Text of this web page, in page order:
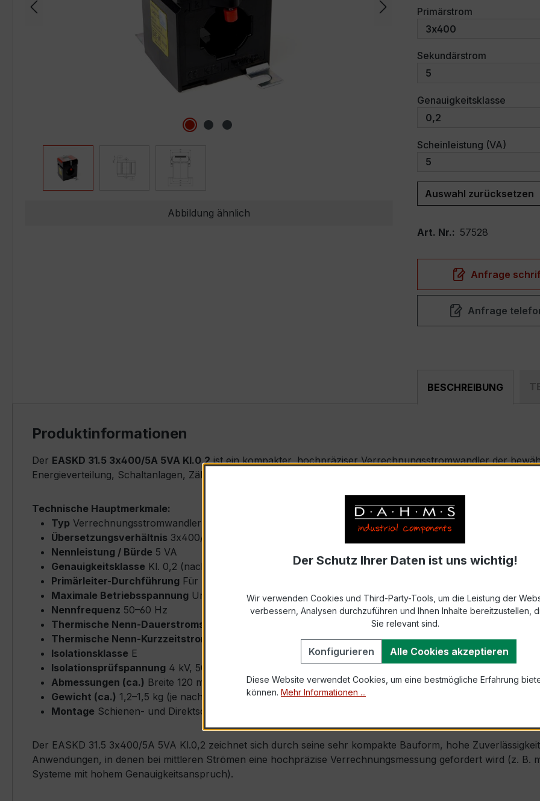
Abbildung ähnlich
Primärstrom
Sekundärstrom
Genauigkeitsklasse
Scheinleistung (VA)
Auswahl zurücksetzen
Art. Nr.: 57528
Anfrage
Anfrage
BESCHREIBUNG
Produktinformationen
Der EASKD 31.5 3x400/5A 5VA Kl.0,2ist ein kompakter, hochpräziser Verrechnungsstromwandler der
Energieverteilung, Schaltanlagen, Zählerfeldern und industriellen Mess- und Überwachungssystemen
Technische Hauptmerkmale:
Typ Verrechnungsstromwandler (Busbar-Type) – EASKD 31.5
Übersetzungsverhältnis 3x400/5 A (Primärnennstrom 400 A pro Phase, Sekundärnennstrom 5 A)
Nennleistung / Bürde 5 VA
Genauigkeitsklasse Kl. 0,2 (nach IEC/EN 61869-2 bzw. DIN EN 61869-2)
Primärleiter-Durchführung Für Busbar bis max. 31 mm Höhe (Flachbau-Ausführung)
Maximale Betriebsspannung Um ≤ 0,72 kV
Nennfrequenz 50–60 Hz
Thermische Nenn-Dauerstromstärke
Icth = 1,2 × Ipr (Dauerstrom 1,2 × Primärnennstrom)
Thermische Nenn-Kurzzeitstromstärke
Ith = 100 × Ipr, 1 s
Isolationsklasse E
Isolationsprüfspannung 4 kV, 50 Hz, 1 min
Abmessungen (ca.) Breite 120 mm × Höhe 45 mm × Tiefe 80 mm
Gewicht (ca.) 1,2–1,5 kg (je nach Ausführung)
Montage Schienen- und Direktschienenmontage möglich, inkl. Isolierschutzkappe
Der EASKD 31.5 3x400/5A 5VA Kl.0,2 zeichnet sich durch seine sehr kompakte Bauform, hohe
Anwendungen, in denen bei mittleren Strömen eine hochpräzise Verrechnungsmessung gefordert wird (z. B.
Systeme mit hohem Genauigkeitsanspruch).
Der Schutz Ihrer Daten ist uns wichtig!
Wir verwenden Cookies und Third-Party-Tools, um die Leistung der
verbessern, Analysen durchzuführen und Ihnen Inhalte bereitzustellen,
Sie relevant sind.
Konfigurieren Alle Cookies akzeptieren
Diese Website verwendet Cookies, um eine bestmögliche Erfahrung
können. Mehr Informationen ...